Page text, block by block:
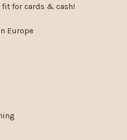
for cards & cash!
Europe